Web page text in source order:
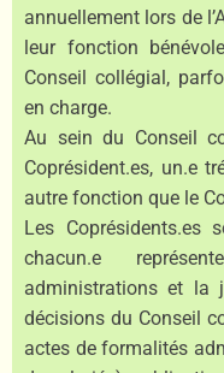
annuellement lors de
leur fonction
Conseil collégial,
en charge.
Au sein du Conseil
Coprésident.es, un.e
autre fonction que le
Les Coprésidents.es
chacun.e
administrations et la
décisions du Conseil
actes de formalités